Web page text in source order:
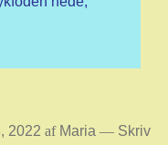
2022 af Maria — Skriv